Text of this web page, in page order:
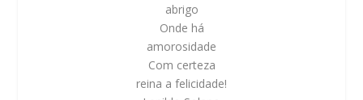
abrigo
Onde há
amorosidade
Com certeza
reina a felicidade!